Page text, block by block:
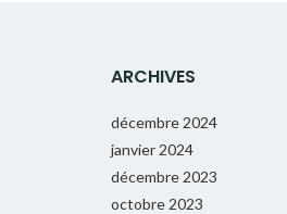
ARCHIVES
décembre 2024
janvier 2024
décembre 2023
octobre 2023